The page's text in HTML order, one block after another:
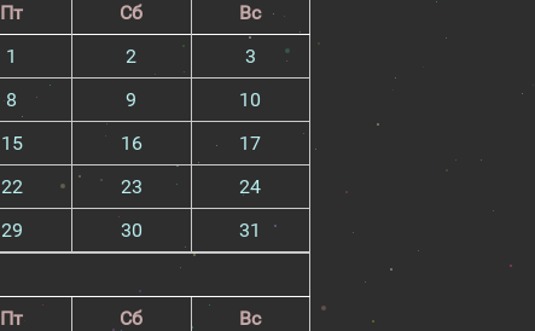
Пт Сб
Вс
1
2
3
8 9
10
15 16
17
22 23
24
29 30
31
Пт Сб
Вс